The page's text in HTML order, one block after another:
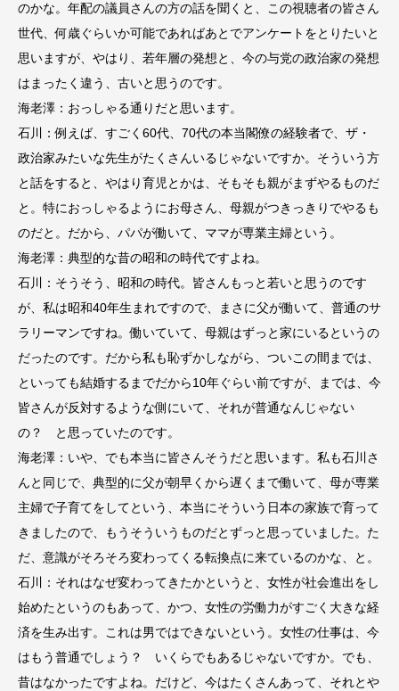
のかな。年配の議員さんの方の話を聞くと、この視聴者の皆さん
世代、何歳ぐらいか可能であればあとでアンケートをとりたいと
思いますが、やはり、若年層の発想と、今の与党の政治家の発想
はまったく違う、古いと思うのです。
海老澤：おっしゃる通りだと思います。
石川：例えば、すごく60代、70代の本当閣僚の経験者で、ザ・
政治家みたいな先生がたくさんいるじゃないですか。そういう方
と話をすると、やはり育児とかは、そもそも親がまずやるものだ
と。特におっしゃるようにお母さん、母親がつきっきりでやるも
のだと。だから、パパが働いて、ママが専業主婦という。
海老澤：典型的な昔の昭和の時代ですよね。
石川：そうそう、昭和の時代。皆さんもっと若いと思うのです
が、私は昭和40年生まれですので、まさに父が働いて、普通のサ
ラリーマンですね。働いていて、母親はずっと家にいるというの
だったのです。だから私も恥ずかしながら、ついこの間までは、
といっても結婚するまでだから10年ぐらい前ですが、までは、今
皆さんが反対するような側にいて、それが普通なんじゃない
の？ と思っていたのです。
海老澤：いや、でも本当に皆さんそうだと思います。私も石川さ
んと同じで、典型的に父が朝早くから遅くまで働いて、母が専業
主婦で子育てをしてという、本当にそういう日本の家族で育って
きましたので、もうそういうものだとずっと思っていました。た
だ、意識がそろそろ変わってくる転換点に来ているのかな、と。
石川：それはなぜ変わってきたかというと、女性が社会進出をし
始めたというのもあって、かつ、女性の労働力がすごく大きな経
済を生み出す。これは男ではできないという。女性の仕事は、今
はもう普通でしょう？ いくらでもあるじゃないですか。でも、
昔はなかったですよね。だけど、今はたくさんあって、それとや